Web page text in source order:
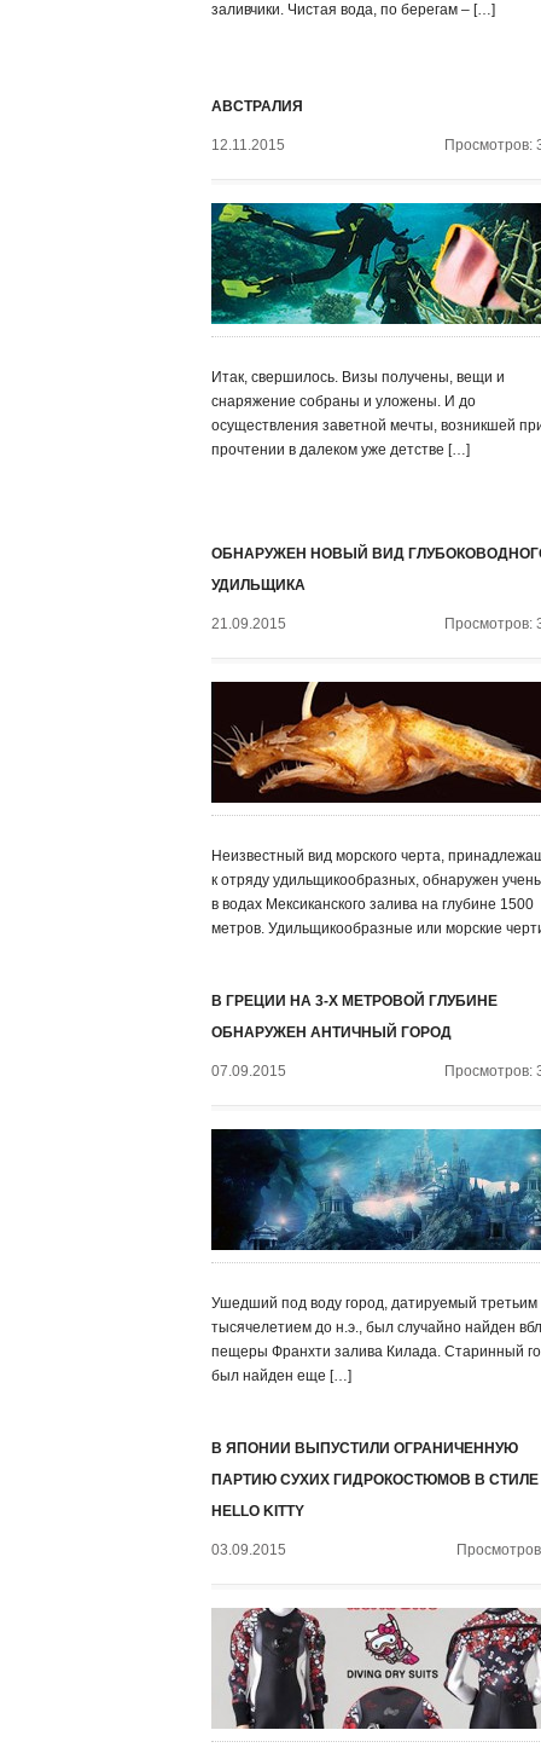
заливчики. Чистая вода, по берегам – […]
АВСТРАЛИЯ
12.11.2015 Просмотров:
Итак, свершилось. Визы получены, вещи и
снаряжение собраны и уложены. И до
осуществления заветной мечты, возникшей
прочтении в далеком уже детстве […]
ОБНАРУЖЕН НОВЫЙ ВИД
УДИЛЬЩИКА
21.09.2015 Просмотров:
Неизвестный вид морского черта,
к отряду удильщикообразных, обнаружен
в водах Мексиканского залива на глубине 1500
метров. Удильщикообразные или морские
В ГРЕЦИИ НА 3-Х МЕТРОВОЙ ГЛУБИНЕ
ОБНАРУЖЕН АНТИЧНЫЙ ГОРОД
07.09.2015 Просмотров:
Ушедший под воду город, датируемый третьим
тысячелетием до н.э., был случайно найден
пещеры Франхти залива Килада. Старинный
был найден еще […]
В ЯПОНИИ ВЫПУСТИЛИ ОГРАНИЧЕННУЮ
ПАРТИЮ СУХИХ ГИДРОКОСТЮМОВ В СТИЛЕ
HELLO KITTY
03.09.2015